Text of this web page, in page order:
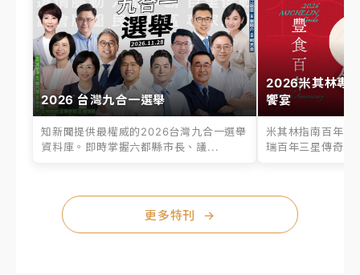
2026 台灣九合一選舉
知新聞提供最權威的2026台灣九合一選舉
資料庫。即時掌握六都縣市長、議...
2026米其林專
饗宴
米其林指南百年之
瑞百年三星傳奇、
更多特刊 →